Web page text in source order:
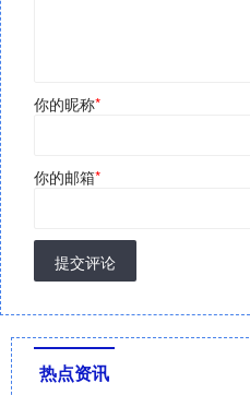
你的昵称*
你的邮箱*
提交评论
热点资讯